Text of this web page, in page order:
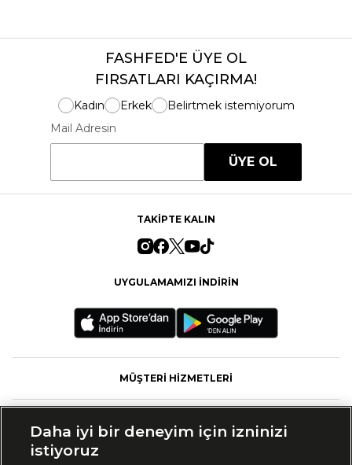
FASHFED'E ÜYE OL
FIRSATLARI KAÇIRMA!
Kadın Erkek
Belirtmek istemiyorum
Mail Adresin
ÜYE OL
TAKİPTE KALIN
UYGULAMAMIZI İNDİRİN
MÜŞTERİ HİZMETLERİ
Daha iyi bir deneyim için izninizi
istiyoruz